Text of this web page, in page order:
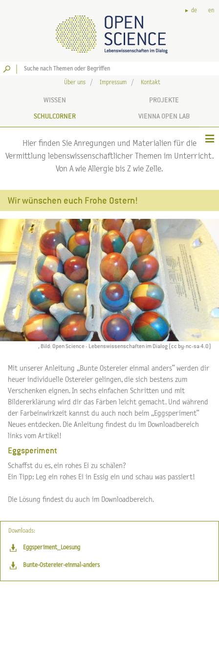
de en
Über uns Impressum Kontakt
WISSEN PROJEKTE
SCHULCORNER VIENNA OPEN LAB
Hier finden Sie Anregungen und Materialien für die
Vermittlung lebenswissenschaftlicher Themen im Unterricht.
Von A wie Allergie bis Z wie Zelle.
Wir wünschen euch Frohe Ostern!
, Bild: Open Science - Lebenswissenschaften im Dialog (cc by-nc-sa 4.0)
Mit unserer Anleitung „Bunte Ostereier einmal anders“ werden dir
heuer individuelle Ostereier gelingen, die sich bestens zum
Verschenken eignen. In sechs einfachen Schritten und mit
Bildererklärung wird dir das Färben leicht gemacht. Und während
der Farbeinwirkzeit kannst du auch noch beim „Eggsperiment“
Neues entdecken. Die Anleitung findest du im Downloadbereich
links vom Artikel!
Eggsperiment
Schaffst du es, ein rohes Ei zu schälen?
Ein Tipp: Leg ein rohes Ei in Essig ein und schau was passiert!
Die Lösung findest du auch im Downloadbereich.
Downloads:
Eggsperiment_Loesung
Bunte-Ostereier-einmal-anders